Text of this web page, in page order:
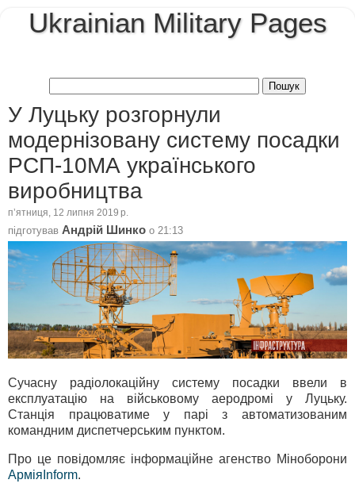
Ukrainian Military Pages
У Луцьку розгорнули
модернізовану систему посадки
РСП-10МА українського
виробництва
пʼятниця, 12 липня 2019 р.
підготував Андрій Шинко о 21:13
Сучасну радіолокаційну систему посадки ввели в
експлуатацію на військовому аеродромі у Луцьку.
Станція працюватиме у парі з автоматизованим
командним диспетчерським пунктом.
Про це повідомляє інформаційне агенство Міноборони
АрміяInform.